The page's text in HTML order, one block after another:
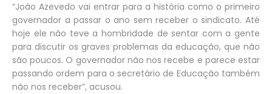
“João Azevedo vai entrar para a história como o primeiro
governador a passar o ano sem receber o sindicato. Até
hoje ele não teve a hombridade de sentar com a gente
para discutir os graves problemas da educação, que não
são poucos. O governador não nos recebe e parece estar
passando ordem para o secretário de Educação também
não nos receber”, acusou.